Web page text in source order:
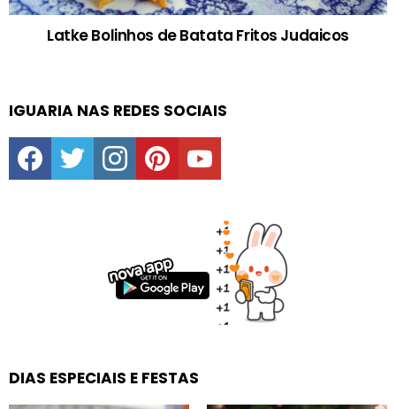
Latke Bolinhos de Batata Fritos Judaicos
IGUARIA NAS REDES SOCIAIS
facebooktwitter instagrampinterestyoutube
DIAS ESPECIAIS E FESTAS